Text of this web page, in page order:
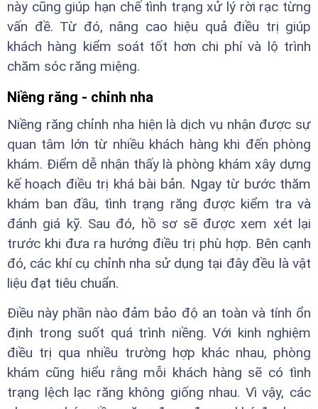
này cũng giúp hạn chế tình trạng xử lý rời rạc từng
vấn đề. Từ đó, nâng cao hiệu quả điều trị giúp
khách hàng kiểm soát tốt hơn chi phí và lộ trình
chăm sóc răng miệng.
Niềng răng - chỉnh nha
Niềng răng chỉnh nha hiện là dịch vụ nhận được sự
quan tâm lớn từ nhiều khách hàng khi đến phòng
khám. Điểm dễ nhận thấy là phòng khám xây dựng
kế hoạch điều trị khá bài bản. Ngay từ bước thăm
khám ban đầu, tình trạng răng được kiểm tra và
đánh giá kỹ. Sau đó, hồ sơ sẽ được xem xét lại
trước khi đưa ra hướng điều trị phù hợp. Bên cạnh
đó, các khí cụ chỉnh nha sử dụng tại đây đều là vật
liệu đạt tiêu chuẩn.
Điều này phần nào đảm bảo độ an toàn và tính ổn
định trong suốt quá trình niềng. Với kinh nghiệm
điều trị qua nhiều trường hợp khác nhau, phòng
khám cũng hiểu rằng mỗi khách hàng sẽ có tình
trạng lệch lạc răng không giống nhau. Vì vậy, các